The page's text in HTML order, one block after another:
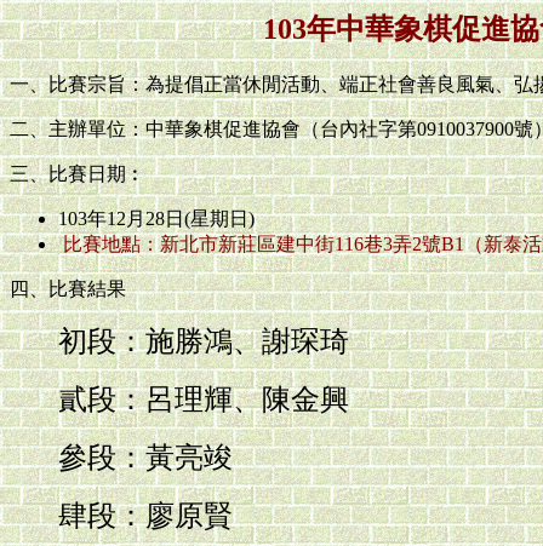
103年中華象棋促進
一、比賽宗旨：為提倡正當休閒活動、端正社會善良風氣、弘
二、主辦單位：中華象棋促進協會（台內社字第0910037900號
三、比賽日期︰
103年12月28日(星期日)
比賽地點：新北市新莊區建中街116巷3弄2號B1（新泰
四、比賽結果
初段：施勝鴻、謝琛琦
貳段：呂理輝、陳金興
參段：黃亮竣
肆段：廖原賢